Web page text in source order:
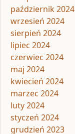
październik 2024
wrzesień 2024
sierpień 2024
lipiec 2024
czerwiec 2024
maj 2024
kwiecień 2024
marzec 2024
luty 2024
styczeń 2024
grudzień 2023